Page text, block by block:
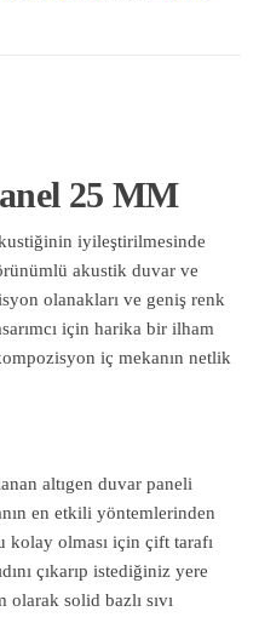
25 MM
iyileştirilmesinde
akustik duvar ve
olanakları ve geniş renk
için harika bir ilham
iç mekanın netlik
altıgen duvar paneli
en etkili yöntemlerinden
olması için çift tarafı
çıkarıp istediğiniz yere
solid bazlı sıvı